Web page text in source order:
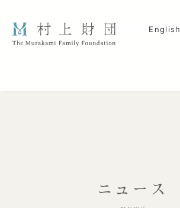
English
ニュース